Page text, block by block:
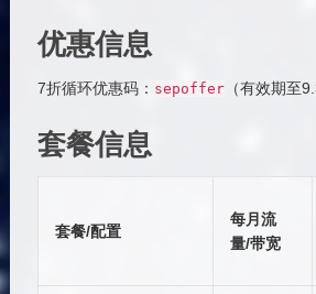
优惠信息
7折循环优惠码： sepoffer（有效期至
套餐信息
套餐/配置
每月流
量/带宽